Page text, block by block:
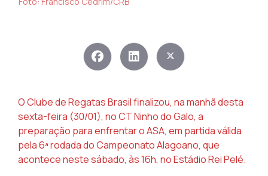
O Clube de Regatas Brasil finalizou, na manhã desta
sexta-feira (30/01), no CT Ninho do Galo, a
preparação para enfrentar o ASA, em partida válida
pela 6ª rodada do Campeonato Alagoano, que
acontece neste sábado, às 16h, no Estádio Rei Pelé.